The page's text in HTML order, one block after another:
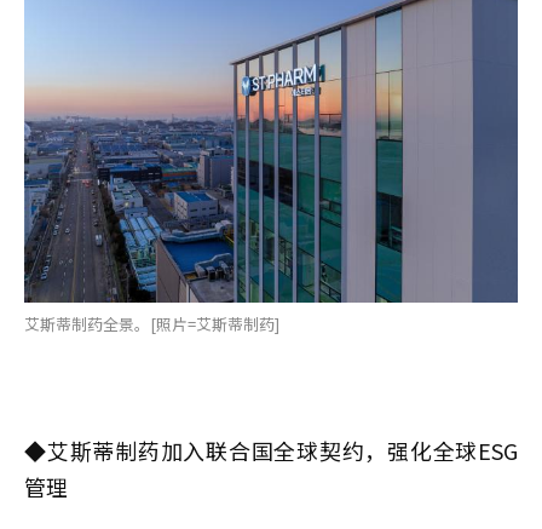
艾斯蒂制药全景。[照片=艾斯蒂制药]
◆艾斯蒂制药加入联合国全球契约，强化全球ESG
管理